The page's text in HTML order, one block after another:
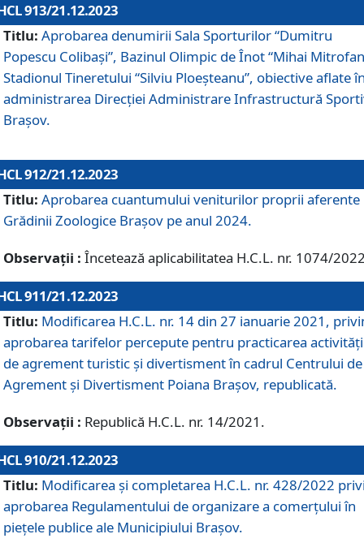
913/21.12.2023
Titlu: Aprobarea denumirii Sala Sporturilor “Dumitru
Popescu Colibași”, Bazinul Olimpic de Înot “Mihai
Stadionul Tineretului “Silviu Ploeșteanu”, obiective aflate
administrarea Direcției Administrare Infrastructură
Brașov.
912/21.12.2023
Titlu: Aprobarea cuantumului veniturilor proprii aferente
Grădinii Zoologice Braşov pe anul 2024.
Observații : Încetează aplicabilitatea H.C.L. nr. 1074/
911/21.12.2023
Titlu: Modificarea H.C.L. nr. 14 din 27 ianuarie 2021,
aprobarea tarifelor percepute pentru practicarea
de agrement turistic și divertisment în cadrul Centrului de
Agrement și Divertisment Poiana Brașov, republicată.
Observații : Republică H.C.L. nr. 14/2021.
910/21.12.2023
Titlu: Modificarea și completarea H.C.L. nr. 428/2022
aprobarea Regulamentului de organizare a comerțului în
piețele publice ale Municipiului Braşov.